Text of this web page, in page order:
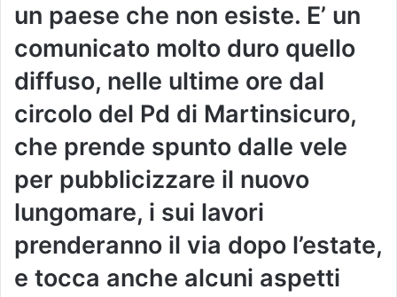
un paese che non esiste. E’ un
comunicato molto duro quello
diffuso, nelle ultime ore dal
circolo del Pd di Martinsicuro,
che prende spunto dalle vele
per pubblicizzare il nuovo
lungomare, i sui lavori
prenderanno il via dopo l’estate,
e tocca anche alcuni aspetti